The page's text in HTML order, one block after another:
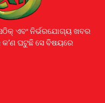
ଏବଂ ନିର୍ଭରଯୋଗ୍ୟ ଖବର
ଘଟୁଛି ସେ ବିଷୟରେ